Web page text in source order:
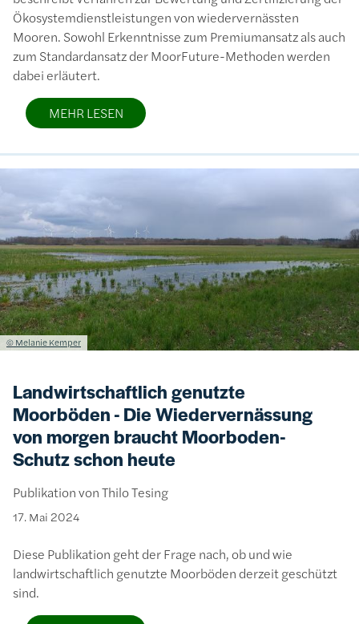
Ökosystemdienstleistungen von wiedervernässten
Mooren. Sowohl Erkenntnisse zum Premiumansatz als auch
zum Standardansatz der MoorFuture-Methoden werden
dabei erläutert.
MEHR LESEN
Lizenzinformationen einschließlich Urheberrecht
© Melanie Kemper
Landwirtschaftlich genutzte
Moorböden - Die Wiedervernässung
von morgen braucht Moorboden-
Schutz schon heute
Publikation von Thilo Tesing
17. Mai 2024
Diese Publikation geht der Frage nach, ob und wie
landwirtschaftlich genutzte Moorböden derzeit geschützt
sind.